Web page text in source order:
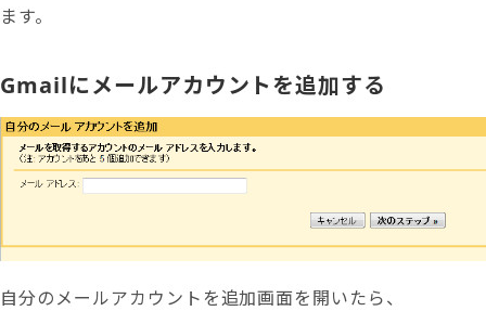
ます。
Gmailにメールアカウントを追加する
自分のメールアカウントを追加画面を開いたら、